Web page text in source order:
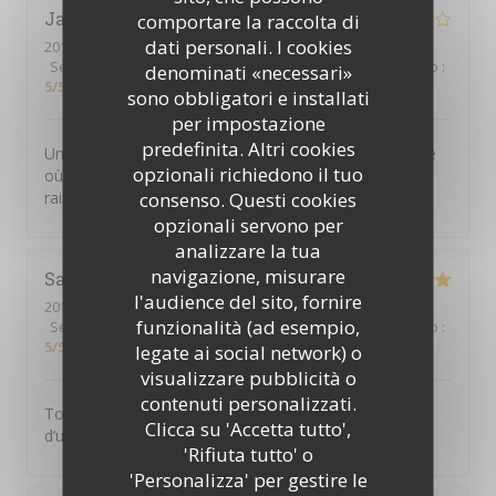
comportare la raccolta di
dati personali. I cookies
denominati «necessari»
sono obbligatori e installati
per impostazione
predefinita. Altri cookies
opzionali richiedono il tuo
consenso. Questi cookies
opzionali servono per
analizzare la tua
navigazione, misurare
l'audience del sito, fornire
funzionalità (ad esempio,
legate ai social network) o
visualizzare pubblicità o
contenuti personalizzati.
Clicca su 'Accetta tutto',
'Rifiuta tutto' o
'Personalizza' per gestire le
JacquelineW
2019-11-27
- 21:30 - Ospiti 2
Servizio
Atmosfera:4/5 Cucina:4/5 Qualità / Prezzo :
5/5
Un joli petit restaurant dans le Marais, plein de charme
où l’on sert une excellente cuisine thaï. Prix très
raisonnable et personnel attentif. On recommande !
Sandra
2019-11-25
- 19:30 - Ospiti 2
Servizio
Atmosfera:5/5 Cucina:5/5 Qualità / Prezzo :
5/5
Toujours aussi bon! Les plats manquent malgré tout
d’un peu de piment